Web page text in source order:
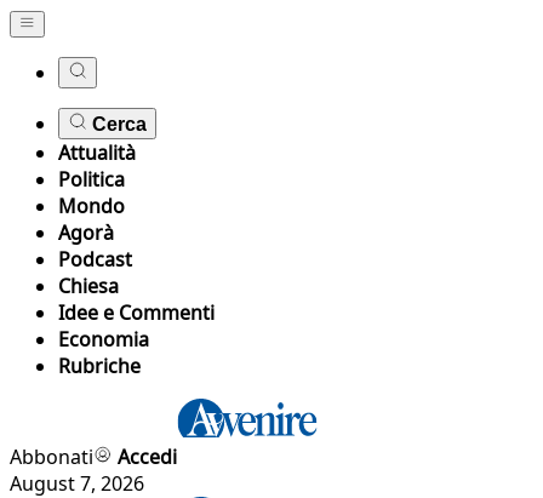
Cerca
Attualità
Politica
Mondo
Agorà
Podcast
Chiesa
Idee e Commenti
Economia
Rubriche
Abbonati
Accedi
August 7, 2026